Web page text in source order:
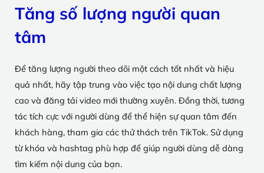
Tăng số lượng người quan
tâm
Để tăng lượng người theo dõi một cách tốt nhất và hiệu
quả nhất, hãy tập trung vào việc tạo nội dung chất lượng
cao và đăng tải video mới thường xuyên. Đồng thời, tương
tác tích cực với người dùng để thể hiện sự quan tâm đến
khách hàng, tham gia các thử thách trên TikTok. Sử dụng
từ khóa và hashtag phù hợp để giúp người dùng dễ dàng
tìm kiếm nội dung của bạn.